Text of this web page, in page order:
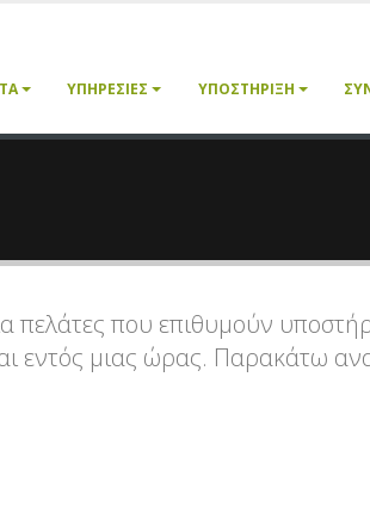
ΥΠΗΡΕΣΊΕΣ ΥΠΟΣΤΉΡΙΞΗ
πελάτες που επιθυμούν
εντός μιας ώρας. Παρακάτω